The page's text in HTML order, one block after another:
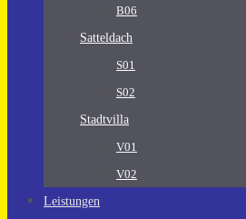
B06
Satteldach
S01
S02
Stadtvilla
V01
V02
Leistungen